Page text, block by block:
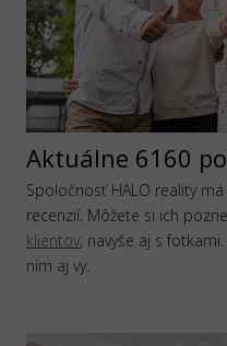
Aktuálne 6160
Spoločnosť HALO reality
recenzií. Môžete si ich
klientov, navyše aj s
nim aj vy.